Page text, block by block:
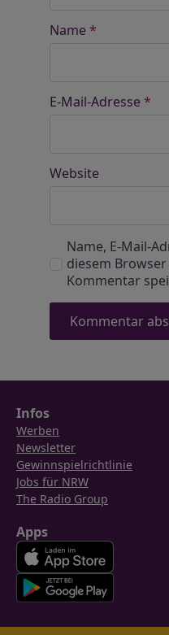
Name *
E-Mail-Adresse *
Website
Name, E-Mail-
diesem
Kommentar
Infos
Werben
Newsletter
Gewinnspielrichtlinie
Jobs für NRW
The Radio Group
Apps